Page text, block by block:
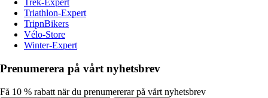
Trek-Expert
Triathlon-Expert
TripnBikers
Vélo-Store
Winter-Expert
Prenumerera på vårt nyhetsbrev
Få 10 % rabatt när du prenumererar på vårt nyhetsbrev